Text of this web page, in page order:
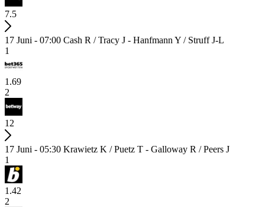
7.5
17 Juni - 07:00 Cash R / Tracy J - Hanfmann Y / Struff J-L
1
1.69
2
12
17 Juni - 05:30 Krawietz K / Puetz T - Galloway R / Peers J
1
1.42
2